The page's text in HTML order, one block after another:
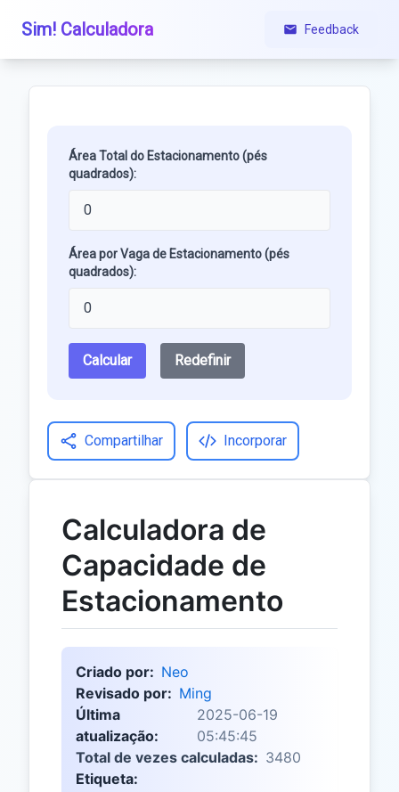
Sim! Calculadora Feedback
Área Total do Estacionamento (pés
quadrados):
Área por Vaga de Estacionamento (pés
quadrados):
Calcular Redefinir
Compartilhar Incorporar
Calculadora de
Capacidade de
Estacionamento
Criado por: Neo
Revisado por: Ming
Última
atualização:
2025-06-19
05:45:45
Total de vezes calculadas: 3480
Etiqueta: